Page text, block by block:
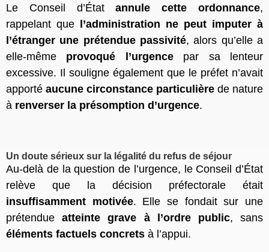
Le Conseil d’Étatannule cette ordonnance,
rappelant que
l’administration ne peut imputer à
l’étranger une prétendue passivité, alors qu’elle a
elle-même provoqué l’urgencepar sa lenteur
excessive. Il souligne également que le préfet n’avait
apporté aucune circonstance particulière de nature
à renverser la présomption d’urgence.
Un doute sérieux sur la légalité du refus de séjour
Au-delà de la question de l’urgence, le Conseil d’État
relève que la décision préfectorale était
insuffisamment motivée. Elle se fondait sur une
prétendueatteinte grave à l’ordre public, sans
éléments factuels concrets à l’appui.